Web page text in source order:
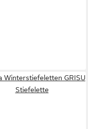
Winterstiefeletten GRISU
Stiefelette